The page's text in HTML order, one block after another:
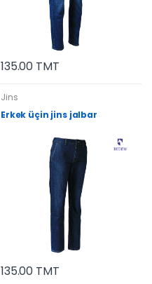
135.00 TMT
Jins
Erkek üçin jins jalbar
135.00 TMT